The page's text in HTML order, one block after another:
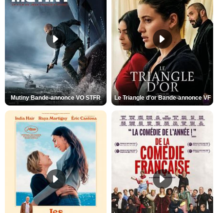
Mutiny Bande-annonce VO STFR Le Triangle d'or Bande-annonce VF